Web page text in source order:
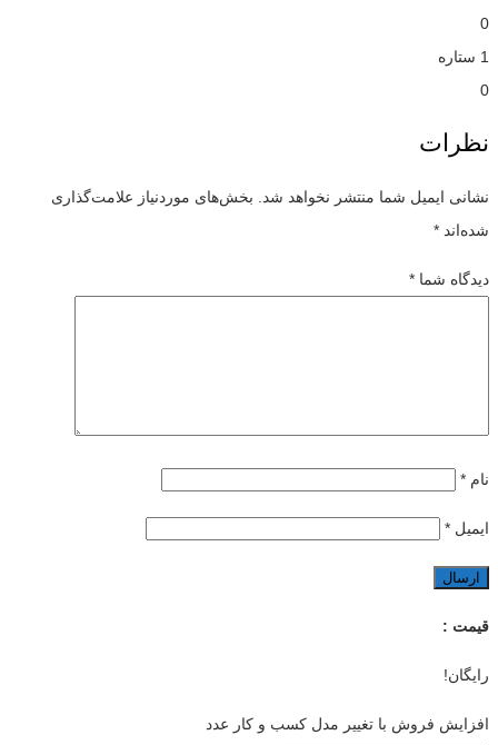
0
1 ستاره
0
نظرات
نشانی ایمیل شما منتشر نخواهد شد.
بخش‌های موردنیاز علامت‌گذاری
شده‌اند *
دیدگاه شما *
نام *
ایمیل *
قیمت :
رایگان!
افزایش فروش با تغییر مدل کسب و کار عدد